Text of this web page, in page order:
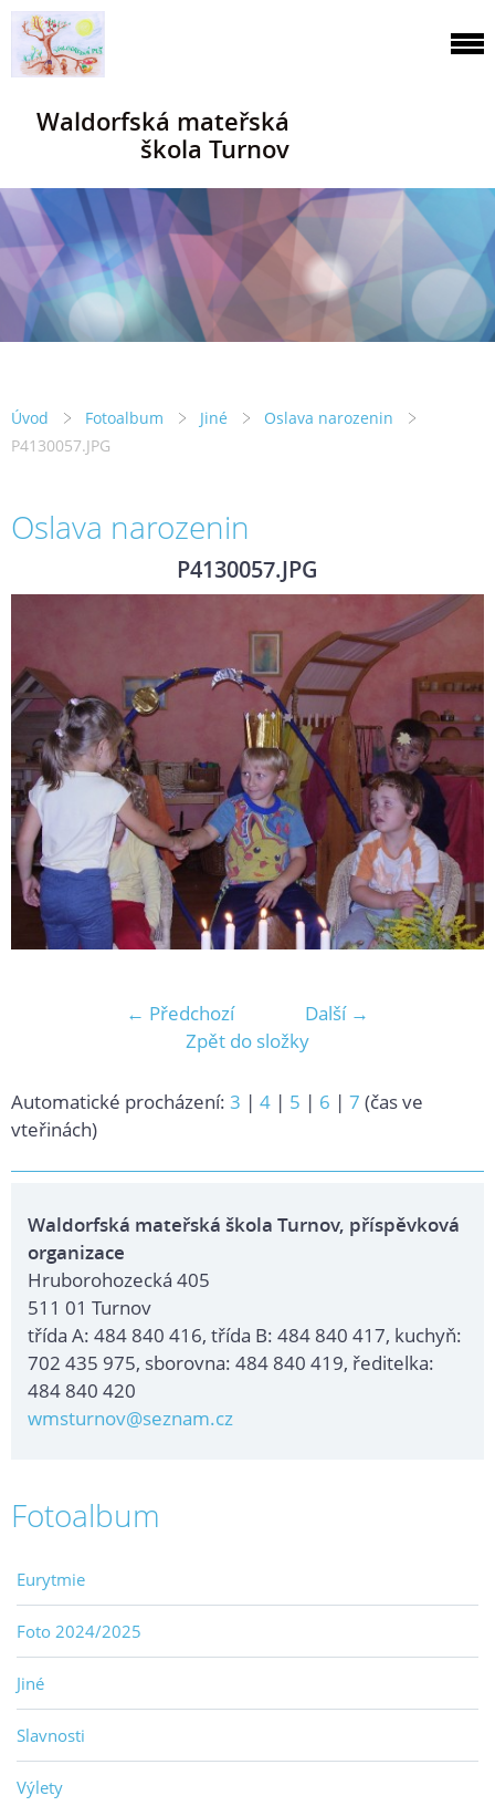
Waldorfská mateřská
škola Turnov
Úvod Fotoalbum Jiné
Oslava narozenin
P4130057.JPG
Oslava narozenin
P4130057.JPG
← Předchozí
Další →
Zpět do složky
Automatické procházení: 3 | 4 | 5 | 6 | 7 (čas ve
vteřinách)
Waldorfská mateřská škola Turnov, příspěvková
organizace
Hruborohozecká 405
511 01 Turnov
třída A: 484 840 416, třída B: 484 840 417, kuchyň:
702 435 975, sborovna: 484 840 419, ředitelka:
484 840 420
wmsturnov@seznam.cz
Fotoalbum
Eurytmie
Foto 2024/2025
Jiné
Slavnosti
Výlety